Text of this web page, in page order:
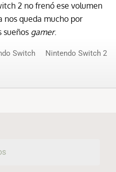
2 no frenó ese volumen
nos queda mucho por
sueños gamer.
Switch Nintendo Switch 2